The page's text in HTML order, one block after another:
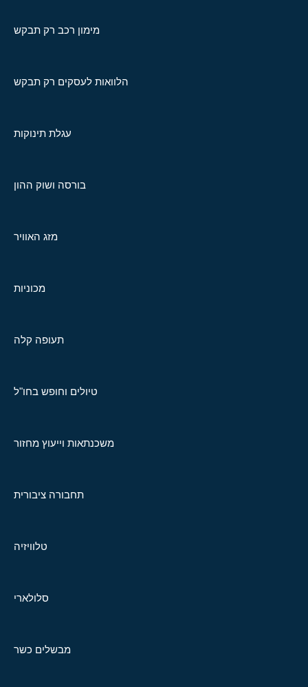
מימון רכב רק תבקש
הלוואות לעסקים רק תבקש
עגלת תינוקות
בורסה ושוק ההון
מזג האוויר
מכוניות
תעופה קלה
טיולים וחופש בחו"ל
משכנתאות וייעוץ מחזור
תחבורה ציבורית
טלוויזיה
סלולארי
מבשלים כשר